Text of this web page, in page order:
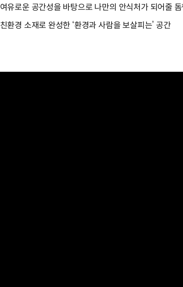
여유로운 공간성을 바탕으로 나만의 안식처가 되어줄
친환경 소재로 완성한 ‘환경과 사람을 보살피는’ 공간